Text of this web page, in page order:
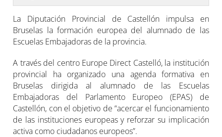
La Diputación Provincial de Castellón impulsa en
Bruselas la formación europea del alumnado de las
Escuelas Embajadoras de la provincia.
A través del centro Europe Direct Castelló, la institución
provincial ha organizado una agenda formativa en
Bruselas dirigida al alumnado de las Escuelas
Embajadoras del Parlamento Europeo (EPAS) de
Castellón, con el objetivo de “acercar el funcionamiento
de las instituciones europeas y reforzar su implicación
activa como ciudadanos europeos”.